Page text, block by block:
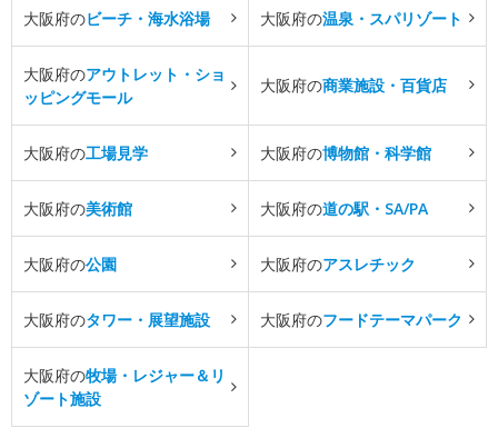
大阪府のビーチ・海水浴場 大阪府の温泉・スパリゾート
大阪府のアウトレット・ショ
ッピングモール
大阪府の商業施設・百貨店
大阪府の工場見学 大阪府の博物館・科学館
大阪府の美術館 大阪府の道の駅・SA/PA
大阪府の公園 大阪府のアスレチック
大阪府のタワー・展望施設 大阪府のフードテーマパーク
大阪府の牧場・レジャー＆リ
ゾート施設